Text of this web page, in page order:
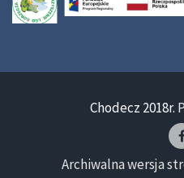
Chodecz 2018r.
Archiwalna wersja